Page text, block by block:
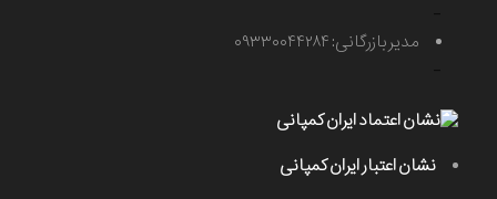
مدیر بازرگانی: ۰۹۳۳۰۰۴۴۲۸۴
نشان اعتبار ایران کمپانی